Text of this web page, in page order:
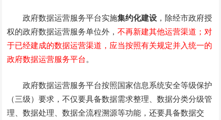
政府数据运营服务平台实施集约化建设 ，除经市政府授
权的政府数据运营服务单位外，不再新建其他运营渠道；对
于已经建成的数据运营渠道，应当按照有关规定并入统一的
政府数据运营服务平台。
政府数据运营服务平台按照国家信息系统安全等级保护
（三级）要求，不仅要具备数据需求整理、数据分类分级管
理、数据处理、数据全流程溯源等功能，还要具备数据交